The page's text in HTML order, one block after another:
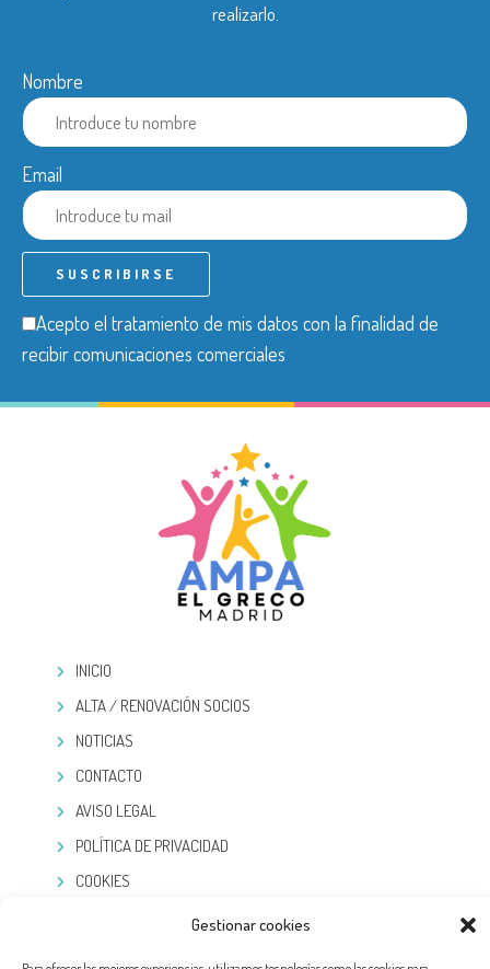
Gestionar cookies
realizarlo.
Nombre
Email
Acepto el tratamiento de mis datos con la finalidad de
recibir comunicaciones comerciales
INICIO
ALTA / RENOVACIÓN SOCIOS
NOTICIAS
CONTACTO
AVISO LEGAL
POLÍTICA DE PRIVACIDAD
COOKIES